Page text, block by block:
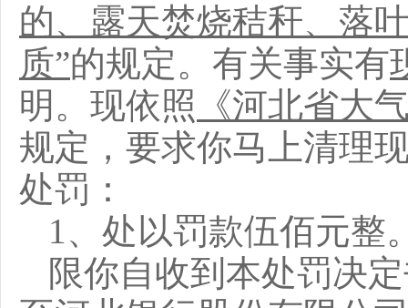
的、露天焚烧秸秆、落
质”的规定。 有关事实有
明 。现依照 《河北省大
规定， 要求你马上清理
处罚：
1、处以罚款伍佰元整
限你自收到本处罚决